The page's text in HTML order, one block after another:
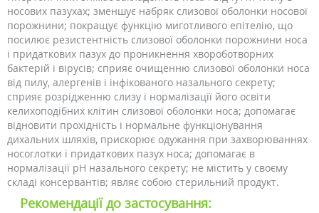
носових пазухах; зменшує набряк слизової оболонки носової
порожнини; покращує функцію миготливого епітелію, що
посилює резистентність слизової оболонки порожнини носа
і придаткових пазух до проникнення хвороботворних
бактерій і вірусів; сприяє очищенню слизової оболонки носа
від пилу, алергенів і інфікованого назального секрету;
сприяє розрідженню слизу і нормалізації його освіти
келихоподібних клітин слизової оболонки носа; допомагає
відновити прохідність і нормальне функціонування
дихальних шляхів, прискорює одужання при захворюваннях
носоглотки і придаткових пазух носа; допомагає в
нормалізації рН назального секрету; не містить у своєму
складі консервантів; являє собою стерильний продукт.
Рекомендації до застосування: